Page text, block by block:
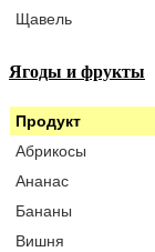
Щавель
Ягоды и фрукты
Продукт
Абрикосы
Ананас
Бананы
Вишня